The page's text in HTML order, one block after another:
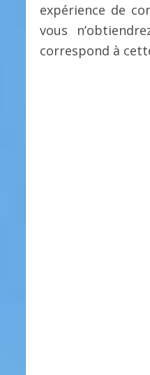
expérience de
vous
correspond à